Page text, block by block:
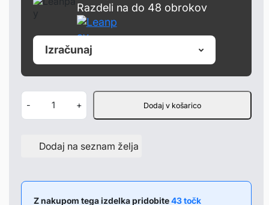
Razdeli na do 48 obrokov
Izračunaj
-
a
i
+ Dodaj v košarico
Dodaj na seznam želja
Z nakupom tega izdelka pridobite43 točk